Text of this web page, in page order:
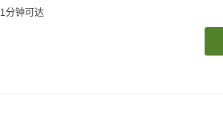
1分钟可达